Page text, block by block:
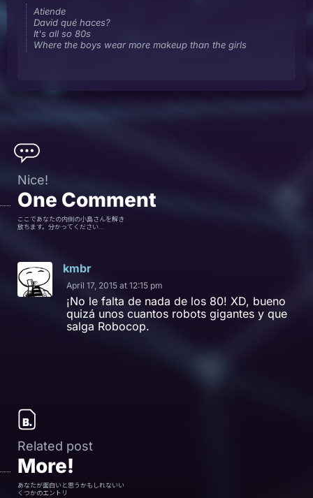
Atiende
David qué haces?
It's all so 80s
Where the boys wear more makeup than the girls
Nice!
One Comment
ここであなたの内側の小島さんを解き
放ちます。分かってください...
kmbr
April 17, 2015 at 12:15 pm
¡No le falta de nada de los 80! XD, bueno
quizá unos cuantos robots gigantes y que
salga Robocop.
Related post
More!
あなたが面白いと思うかもしれないい
くつかのエントリ